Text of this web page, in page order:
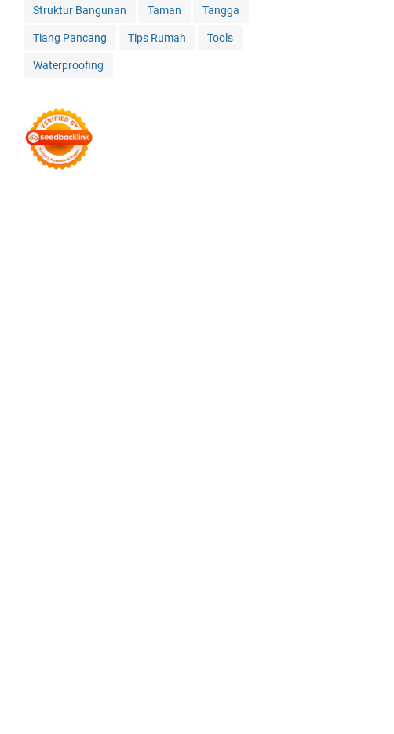
Struktur Bangunan Taman Tangga
Tiang Pancang Tips Rumah Tools
Waterproofing